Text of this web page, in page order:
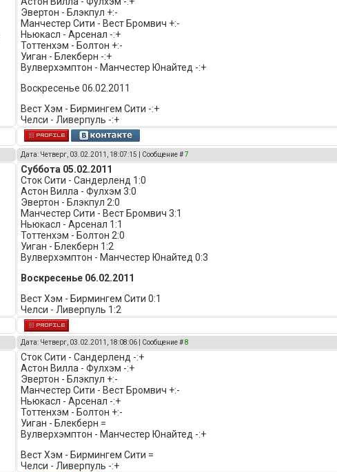
Эвертон - Блэкпул +:-
Манчестер Сити - Вест Бромвич +:-
Ньюкасл - Арсенал -:+
Тоттенхэм - Болтон +:-
Уиган - Блекберн -:+
Вулверхэмптон - Манчестер Юнайтед -:+
Воскресенье 06.02.2011
Вест Хэм - Бирмингем Сити -:+
Челси - Ливерпуль -:+
Дата: Четверг, 03.02.2011, 18:07:15 | Сообщение #7
Суббота 05.02.2011
Сток Сити - Сандерленд 1:0
Астон Вилла - Фулхэм 3:0
Эвертон - Блэкпул 2:0
Манчестер Сити - Вест Бромвич 3:1
Ньюкасл - Арсенал 1:1
Тоттенхэм - Болтон 2:0
Уиган - Блекберн 1:2
Вулверхэмптон - Манчестер Юнайтед 0:3
Воскресенье 06.02.2011
Вест Хэм - Бирмингем Сити 0:1
Челси - Ливерпуль 1:2
Дата: Четверг, 03.02.2011, 18:08:06 | Сообщение #8
Сток Сити - Сандерленд -:+
Астон Вилла - Фулхэм -:+
Эвертон - Блэкпул +:-
Манчестер Сити - Вест Бромвич +:-
Ньюкасл - Арсенал -:+
Тоттенхэм - Болтон +:-
Уиган - Блекберн =
Вулверхэмптон - Манчестер Юнайтед -:+
Вест Хэм - Бирмингем Сити =
Челси - Ливерпуль -:+